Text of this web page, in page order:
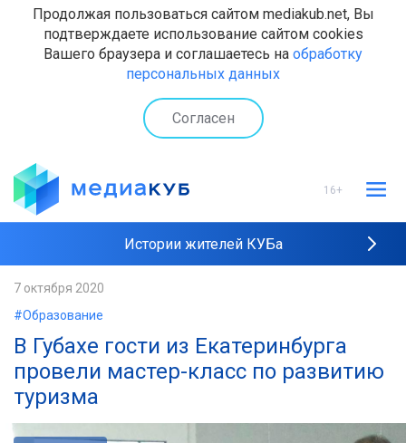
Продолжая пользоваться сайтом mediakub.net, Вы
подтверждаете использование сайтом cookies
Вашего браузера и соглашаетесь на обработку
персональных данных
Согласен
16+
Истории жителей КУБа
7 октября 2020
#Образование
В Губахе гости из Екатеринбурга
провели мастер-класс по развитию
туризма